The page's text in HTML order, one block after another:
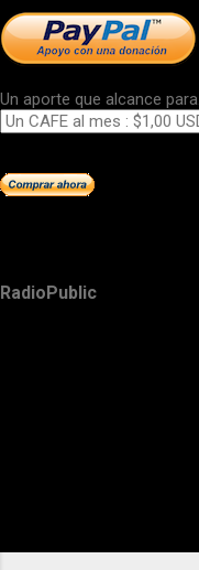
Un aporte que alcance para...
RadioPublic